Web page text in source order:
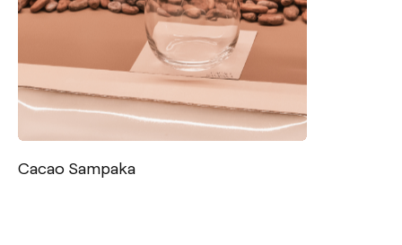
Cacao Sampaka
Contacto
Tel.: +34 961 667 207